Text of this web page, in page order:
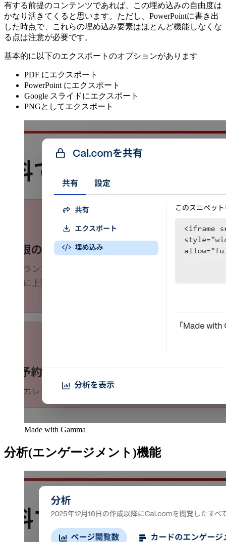
有する前提のコンテンツであれば、この埋め込みの自由度は
かなり活きてくると思います。ただし、PowerPointに書き出
した時点で、これらの埋め込み要素はほとんど機能しなくな
る点は注意が必要です。
基本的に以下のエクスポートのオプションがあります
PDF にエクスポート
PowerPoint にエクスポート
Google スライドにエクスポート
PNGとしてエクスポート
Made with Gamma
分析(エンゲージメント)機能